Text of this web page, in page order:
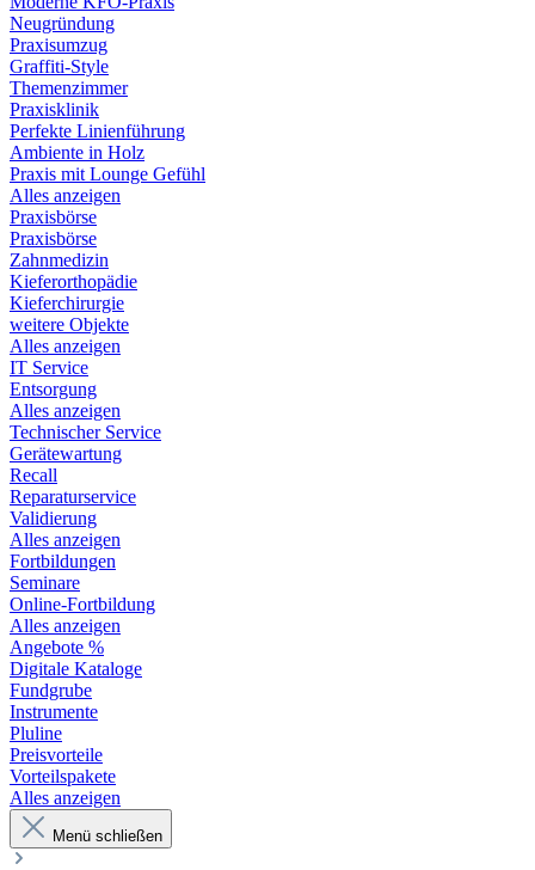
Neugründung
Praxisumzug
Graffiti-Style
Themenzimmer
Praxisklinik
Perfekte Linienführung
Ambiente in Holz
Praxis mit Lounge Gefühl
Alles anzeigen
Praxisbörse
Praxisbörse
Zahnmedizin
Kieferorthopädie
Kieferchirurgie
weitere Objekte
Alles anzeigen
IT Service
Entsorgung
Alles anzeigen
Technischer Service
Gerätewartung
Recall
Reparaturservice
Validierung
Alles anzeigen
Fortbildungen
Seminare
Online-Fortbildung
Alles anzeigen
Angebote %
Digitale Kataloge
Fundgrube
Instrumente
Pluline
Preisvorteile
Vorteilspakete
Alles anzeigen
Menü schließen